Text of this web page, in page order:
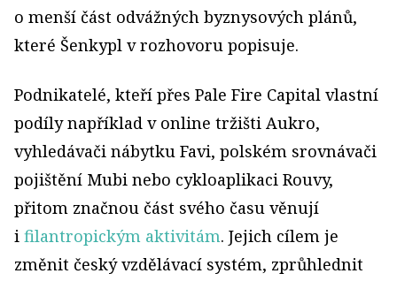
o menší část odvážných byznysových plánů,
které Šenkypl v rozhovoru popisuje.
Podnikatelé, kteří přes Pale Fire Capital vlastní
podíly například v online tržišti Aukro,
vyhledávači nábytku Favi, polském srovnávači
pojištění Mubi nebo cykloaplikaci Rouvy,
přitom značnou část svého času věnují
i filantropickým aktivitám. Jejich cílem je
změnit český vzdělávací systém, zprůhlednit